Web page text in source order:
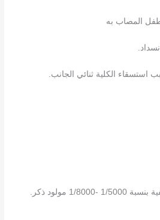
المصاب به
الكلية ثنائي الجانب.
مولود ذكر.